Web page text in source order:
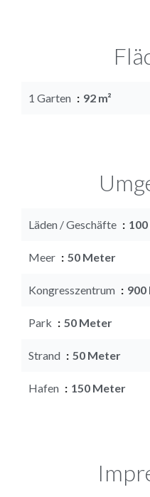
1 Garten 92 m²
Läden / Geschäfte
Meer 50 Meter
Kongresszentrum
Park 50 Meter
Strand 50 Meter
Hafen 150 Meter